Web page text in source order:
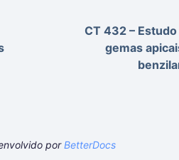
CT 432 –
gemas
porBetterDocs